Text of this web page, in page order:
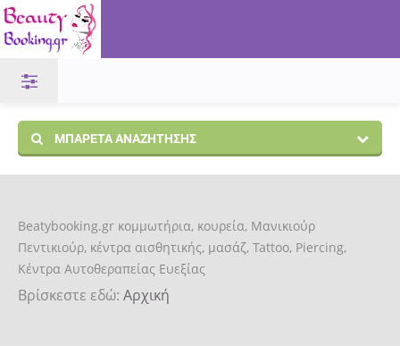
ΜΠΑΡΈΤΑ ΑΝΑΖΉΤΗΣΗΣ
Beatybooking.gr κομμωτήρια, κουρεία, Μανικιούρ
Πεντικιούρ, κέντρα αισθητικής, μασάζ, Tattoo, Piercing,
Κέντρα Αυτοθεραπείας Ευεξίας
Βρίσκεστε εδώ: Αρχική